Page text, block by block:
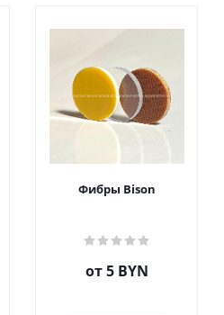
Фибры Bison
от5 BYN